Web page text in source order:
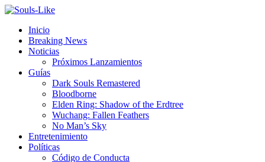
Inicio
Breaking News
Noticias
Próximos Lanzamientos
Guías
Dark Souls Remastered
Bloodborne
Elden Ring: Shadow of the Erdtree
Wuchang: Fallen Feathers
No Man’s Sky
Entretenimiento
Políticas
Código de Conducta